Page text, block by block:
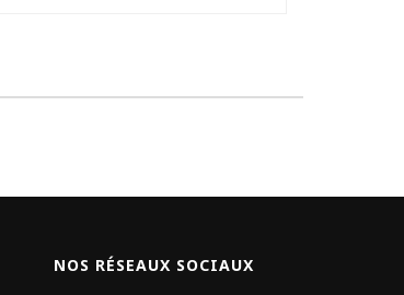
NOS RÉSEAUX SOCIAUX